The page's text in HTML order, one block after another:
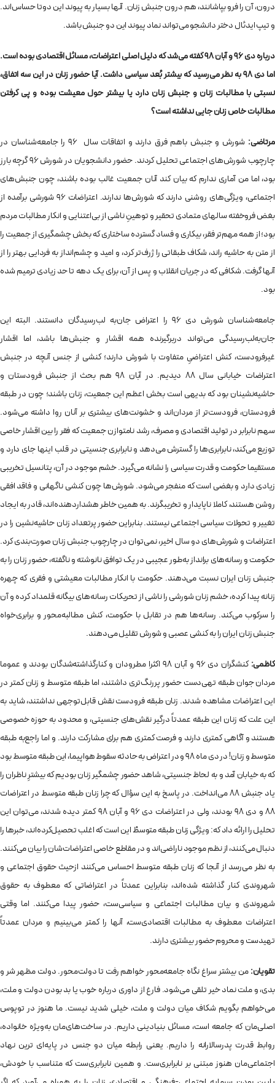
درون، آن را فرو بپاشانند، هم درون جنبش زنان. آنها بسیار به پیوند این دوتا حساس‌اند.
و تیپ ایدئال دختر دانشجو می‌تواند نماد پیوند این دو جنبش باشد.
درباره دی 96 و آبان 98 گفته می‌شد که دلیل اصلی اعتراضات، مسائل اقتصادی بوده است.
اما دی 98 به نظر می‌رسید که بیشتر بُعد سیاسی داشت. آیا حضور زنان در این سه اتفاق،
نسبتی با مطالبات زنان و جنبش زنان دارد یا بیشتر حول معیشت بوده و پی گرفتن
مطالبات خاص زنان جایی نداشته است؟
مرتاضی:
شورش و جنبش باهم فرق دارند و اتفاقات سال 96 را جامعه‌شناسان در
چارچوب شورش‌های اجتماعی تحلیل کردند. حضور دانشجویان در شورش 96 گرچه بارز
بود، اما من آماری ندارم که بیان کند آنان جمعیت غالب بوده‌ باشند، چون جنبش‌های
اجتماعی، ویژگی‌های روشنی دارند که شورش‌ها ندارند. اعتراضات 96 شورشی برآمده از
بغض فروخفته سالهای متمادی تحقیر و توهینِ ناشی از بی‌اعتنایی و انکار مطالبات مردم
بود؛ از همه مهم‌تر فقر، بیکاری و فساد گسترده ساختاری که بخش چشمگیری از جمعیت را
از متن به حاشیه راند، شکاف طبقاتی را ژرف‌تر کرد، و امید و چشم‌انداز به فردایی بهتر را از
آنها گرفت. شکافی که در جریان انقلاب و پس از آن، برای یک دهه تا حد زیادی ترمیم شده
بود.
جامعه‌شناسان شورش دی 96 را اعتراض جان‌به لب‌رسیدگان دانستند. البته این
جان‌به‌لب‌رسیدگی می‌تواند دربرگیرنده همه اقشار و جنبش‌ها باشد، اما اقشار
غیرفرودست، کنش اعتراضیِ متفاوت با شورش دارند؛ کنشی از جنس آنچه در جنبش
اعتراضات خیابانی سال 88 دیدیم. در آبان 98 هم بحث از جنبش فرودستان و
حاشیه‌نشینان بود که بدیهی است بخش اعظم این جمعیت، زنان باشند؛ چون در طبقه
فرودستان، فرودست‌تر از مردان‌اند و خشونت‌های بیشتری بر آنان روا داشته می‌شود.
سهم نابرابر در تولید اقتصادی و مصرف، رشد نامتوازن جمعیت که فقر را بین اقشار خاصی
توزیع می‌کند، نابرابری‌ها را گسترش می‌دهد و نابرابری جنسیتی در قلب اینها جای دارد و
مستقیما حکومت و قدرت سیاسی را نشانه می‌گیرد. خشم موجود در آن، پتانسیل تخریبی
زیادی دارد و بغضی است که منفجر می‌شود. شورش‌ها چون کنشی ناگهانی و فاقد افقی
روشن هستند، کاملا ناپایدار و تخریبگرند. به همین خاطر هشداردهنده‌اند، قادر به ایجاد
تغییر و تحولات سیاسی اجتماعی نیستند. بنابراین حضور پرتعداد زنان حاشیه‌نشین را در
اعتراضات و شورش‌های دو سال اخیر، نمی‌توان در چارچوب جنبش زنان صورت‌بندی کرد.
حکومت و رسانه‌های برانداز به‌طور عجیبی در یک توافق نانوشته و ناگفته، حضور زنان را به
جنبش زنان ایران نسبت می‌دهند. حکومت با انکار مطالبات معیشتی و فقری که چهره
زنانه پیدا کرده، خشم زنان شورشی را ناشی از تحریکات رسانه‌های بیگانه قلمداد کرده و آن
را سرکوب می‌کند. رسانه‌ها هم در تقابل با حکومت، کنش مطالبه‌محور و برابری‌خواه
جنبش زنان ایران را به کنشی عصبی و شورش تقلیل می‌دهند.
کاظمی:
کنشگران دی 96 و آبان 98 اکثرا مطرودان و کنارگذاشته‌شدگان‌ بودند و عموما
مردان جوان طبقه تهی‌دست حضور پررنگ‌تری داشتند، اما طبقه متوسط و زنان کمتر در
این اعتراضات مشاهده شدند. زنان طبقه فرودست نقش قابل‌توجهی نداشتند، شاید به
این علت که زنان این طبقه عمدتاً درگیر نقش‌های جنسیتی‌، و محدود به حوزه خصوصی
هستند و آگاهی کمتری دارند و فرصت کمتری هم برای مشارکت دارند. و اما راجع‌به طبقه
متوسط و زنان! در دی ماه 98 و در اعتراض به حادثه سقوط هواپیما، این طبقه متوسط بود
که به خیابان آمد و به لحاظ جنسیتی، شاهد حضور چشمگیر زنان بودیم که بیشترِ ناظران را
یاد جنبش 88 می‌انداخت. در پاسخ به این سؤال که چرا زنان طبقه متوسط در اعتراضات
88 و دی 98 بودند، ولی در اعتراضات دی 96 و آبان 98 کمتر دیده شدند، می‌توان این
تحلیل را ارائه داد که: ویژگی زنان طبقه متوسطْ این است که اغلب تحصیل‌کرده‌اند، خبرها را
دنبال می‌کنند، از نظم موجود ناراضی‌اند و در مقاطع خاصی اعتراضات‌شان را بیان می‌کنند.
به نظر می‌رسد از آنجا که زنان طبقه متوسط احساس می‌کنند ازحیث حقوق اجتماعی و
شهروندی کنار گذاشته ‌شده‌اند، بنابراین عمدتاً در اعتراضاتی که معطوف به حقوق
شهروندی و بیان مطالبات اجتماعی و سیاسی‌‌ست، حضور پیدا می‌کنند. اما وقتی
اعتراضات معطوف به مطالبات اقتصادی‌ست، آنها را کمتر می‌بینیم و مردان عمدتاً
تهیدست و محروم حضور بیشتری دارند.
تقویان:من بیشتر سراغ نگاه جامعه‌محور خواهم رفت تا دولت‌محور. دولت مظهر شر و
بدی‌، و ملت نماد خیر تلقی می‌شود. فارغ از داوری درباره خوب یا بد بودن دولت و ملت،
می‌خواهم بگویم شکاف میان دولت و ملت، خیلی شدید نیست. ما هنوز در توپوس
اصلی‌مان که جامعه است، مسائل بنیادینی داریم. در ساخت‌های‌مان به‌ویژه خانواده،
روابط قدرت پدرسالارانه را داریم. یعنی رابطه میان دو جنس در پایه‌ای ترین نهاد
اجتماعی‌مان هنوز مبتنی بر نابرابری‌ست. و همین نابرابری‌ست که متناسب با خودش،